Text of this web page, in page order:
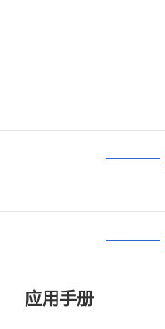
应用手册